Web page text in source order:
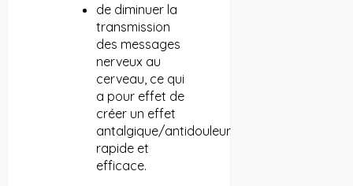
de diminuer la
transmission
des messages
nerveux au
cerveau, ce qui
a pour effet de
créer un effet
antalgique/antidouleur
rapide et
efficace.